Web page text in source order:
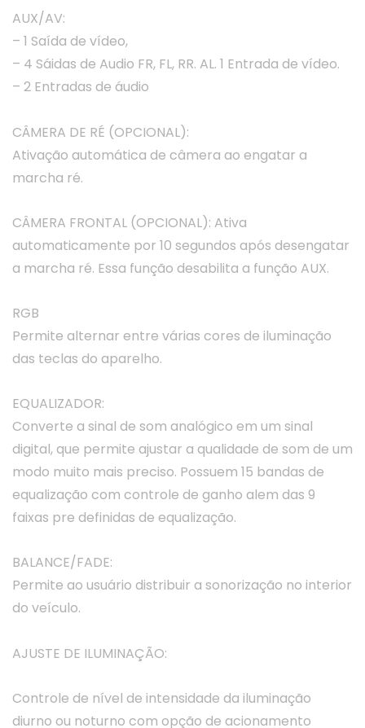
AUX/AV:
– 1 Saída de vídeo,
– 4 Sáidas de Audio FR, FL, RR. AL. 1 Entrada de vídeo.
– 2 Entradas de áudio
CÂMERA DE RÉ (OPCIONAL):
Ativação automática de câmera ao engatar a
marcha ré.
CÂMERA FRONTAL (OPCIONAL): Ativa
automaticamente por 10 segundos após desengatar
a marcha ré. Essa função desabilita a função AUX.
RGB
Permite alternar entre várias cores de iluminação
das teclas do aparelho.
EQUALIZADOR:
Converte a sinal de som analógico em um sinal
digital, que permite ajustar a qualidade de som de um
modo muito mais preciso. Possuem 15 bandas de
equalização com controle de ganho alem das 9
faixas pre definidas de equalização.
BALANCE/FADE:
Permite ao usuário distribuir a sonorização no interior
do veículo.
AJUSTE DE ILUMINAÇÃO:
Controle de nível de intensidade da iluminação
diurno ou noturno com opção de acionamento